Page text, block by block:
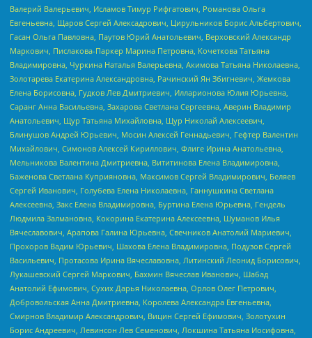
Валерий Валерьевич, Исламов Тимур Рифгатович, Романова Ольга
Евгеньевна, Щаров Сергей Алексадрович, Цирульников Борис Альбертович,
Гасан Ольга Павловна, Паутов Юрий Анатольевич, Верховский Александр
Маркович, Пислакова-Паркер Марина Петровна, Кочеткова Татьяна
Владимировна, Чуркина Наталья Валерьевна, Акимова Татьяна Николаевна,
Золотарева Екатерина Александровна, Рачинский Ян Збигневич, Жемкова
Елена Борисовна, Гудков Лев Дмитриевич, Илларионова Юлия Юрьевна,
Саранг Анна Васильевна, Захарова Светлана Сергеевна, Аверин Владимир
Анатольевич, Щур Татьяна Михайловна, Щур Николай Алексеевич,
Блинушов Андрей Юрьевич, Мосин Алексей Геннадьевич, Гефтер Валентин
Михайлович, Симонов Алексей Кириллович, Флиге Ирина Анатольевна,
Мельникова Валентина Дмитриевна, Вититинова Елена Владимировна,
Баженова Светлана Куприяновна, Максимов Сергей Владимирович, Беляев
Сергей Иванович, Голубева Елена Николаевна, Ганнушкина Светлана
Алексеевна, Закс Елена Владимировна, Буртина Елена Юрьевна, Гендель
Людмила Залмановна, Кокорина Екатерина Алексеевна, Шуманов Илья
Вячеславович, Арапова Галина Юрьевна, Свечников Анатолий Мариевич,
Прохоров Вадим Юрьевич, Шахова Елена Владимировна, Подузов Сергей
Васильевич, Протасова Ирина Вячеславовна, Литинский Леонид Борисович,
Лукашевский Сергей Маркович, Бахмин Вячеслав Иванович, Шабад
Анатолий Ефимович, Сухих Дарья Николаевна, Орлов Олег Петрович,
Добровольская Анна Дмитриевна, Королева Александра Евгеньевна,
Смирнов Владимир Александрович, Вицин Сергей Ефимович, Золотухин
Борис Андреевич, Левинсон Лев Семенович, Локшина Татьяна Иосифовна,